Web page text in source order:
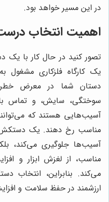
در این مسیر خواهد بود.
اهمیت انتخاب
تصور کنید در حال کار با یک
یک کارگاه فلزکاری مشغول
دستان شما در معرض
سوختگی، سایش، و تماس با
آسیب‌هایی هستند که
مناسب رخ دهند. یک دستکش
آسیب‌ها جلوگیری می‌کند،
مناسب، از لغزش ابزار و
می‌کند. بنابراین، انتخاب
ارزشمند در حفظ سلامت و